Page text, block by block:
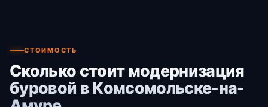
СТОИМОСТЬ
Сколько стоит модернизация
буровой в Комсомольске-на-